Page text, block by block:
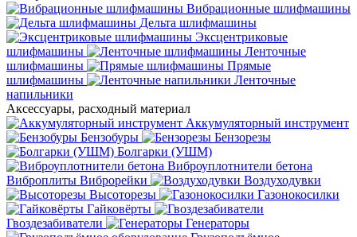
Вибрационные шлифмашины
Дельта шлифмашины
Эксцентриковые
шлифмашины
Ленточные
шлифмашины
Прямые
шлифмашины
Ленточные
напильники
Аксессуары, расходный материал
Аккумуляторный инструмент
Бензобуры
Бензорезы
Болгарки (УШМ)
Виброуплотнители бетона
Виброплиты Виброрейки
Воздуходувки
Высоторезы
Газонокосилки
Гайковёрты
Гвоздезабиватели
Генераторы